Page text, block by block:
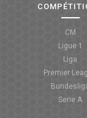
COUPE DE FRANCE
COUPE DE LA LIGUE
CM
Ligue 1
Liga
Premier
Serie A